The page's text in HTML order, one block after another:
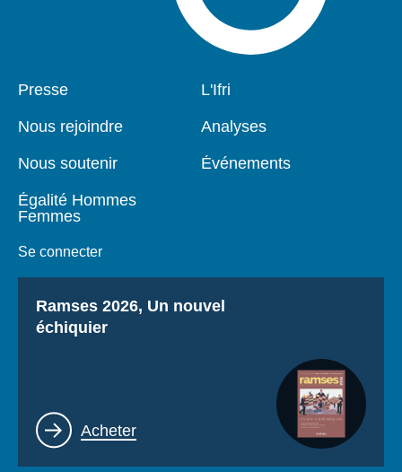
Pied
Presse
Nous rejoindre
Nous soutenir
Égalité Hommes
Femmes
Se connecter
Navigation
L'Ifri
Analyses
Événements
Titre
Ramses 2026, Un nouvel
échiquier
Lien
Acheter